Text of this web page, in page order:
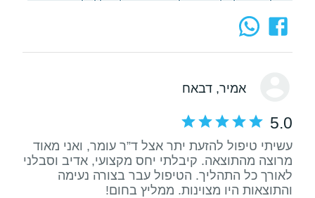
אמיר, דבאח
5.0
עשיתי טיפול להזעת יתר אצל ד”ר עומר, ואני מאוד
מרוצה מהתוצאה. קיבלתי יחס מקצועי, אדיב וסבלני
לאורך כל התהליך. הטיפול עבר בצורה נעימה
והתוצאות היו מצוינות. ממליץ בחום!